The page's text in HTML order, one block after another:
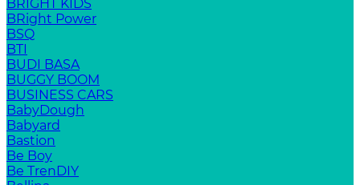
BRIGHT KIDS
BRight Power
BSQ
BTI
BUDI BASA
BUGGY BOOM
BUSINESS CARS
BabyDough
Babyard
Bastion
Be Boy
Be TrenDIY